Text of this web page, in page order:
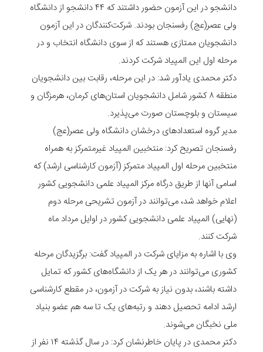
دانشجو در این آزمون حضور داشتند که ۴۴ دانشجو از دانشگاه
ولی عصر(عج) رفسنجان بودند. شرکت‌کنندگان در این آزمون
دانشجویان ممتازی هستند که از سوی دانشگاه انتخاب و در
مرحله اول این المپیاد شرکت کردند.
دکتر محمدی یادآور شد: در این مرحله، رقابت بین دانشجویان
منطقه ۸ کشور شامل دانشجویان استان‌های کرمان، هرمزگان و
سیستان و بلوچستان صورت می‌پذیرد.
مدیر گروه استعدادهای درخشان دانشگاه ولی عصر(عج)
رفسنجان تصریح کرد: منتخبین المپیاد غیرمتمرکز به همراه
منتخبین مرحله اول المپیاد متمرکز (آزمون کارشناسی ارشد) که
اسامی آنها از طریق درگاه مرکز المپیاد علمی دانشجویی کشور
اعلام خواهد شد، می‌توانند در آزمون تشریحی مرحله دوم
(نهایی) المپیاد علمی دانشجویی کشور در اوایل مرداد ماه
شرکت کنند.
وی با اشاره به مزایای شرکت در المپیاد گفت: برگزیدگان مرحله
کشوری می‌توانند در هر یک از دانشگاه‌های کشور که تمایل
داشته باشند، بدون نیاز به شرکت در آزمون، در مقطع کارشناسی
ارشد ادامه تحصیل دهند و رتبه‌های یک تا سه هم عضو بنیاد
ملی نخبگان می‌شوند.
دکتر محمدی در پایان خاطرنشان کرد: در سال گذشته ۱۴ نفر از